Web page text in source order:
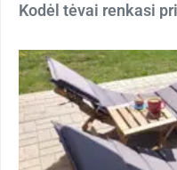
Kodėl tėvai renkasi